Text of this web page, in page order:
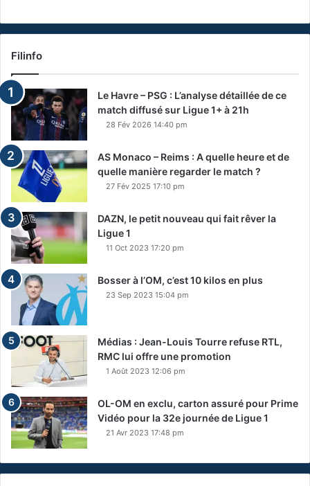
Filinfo
Le Havre – PSG : L’analyse détaillée de ce
match diffusé sur Ligue 1+ à 21h
28 Fév 2026 14:40 pm
AS Monaco – Reims : A quelle heure et de
quelle manière regarder le match ?
27 Fév 2025 17:10 pm
DAZN, le petit nouveau qui fait rêver la
Ligue 1
11 Oct 2023 17:20 pm
Bosser à l’OM, c’est 10 kilos en plus
23 Sep 2023 15:04 pm
Médias : Jean-Louis Tourre refuse RTL,
RMC lui offre une promotion
1 Août 2023 12:06 pm
OL-OM en exclu, carton assuré pour Prime
Vidéo pour la 32e journée de Ligue 1
21 Avr 2023 17:48 pm